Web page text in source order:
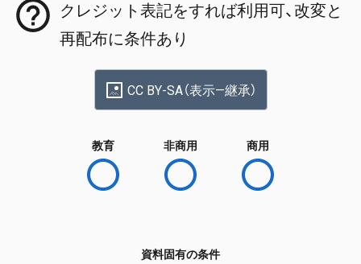
クレジット表記をすれば利用可、改変と
再配布に条件あり
CC BY-SA（表示—継承）
教育 非商用 商用
資料固有の条件